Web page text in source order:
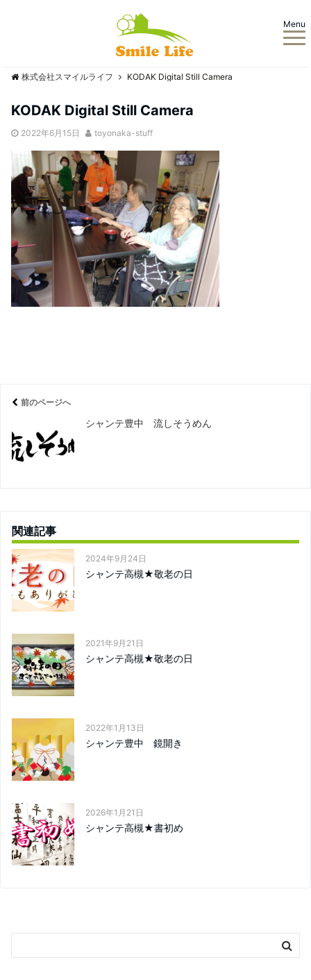
Menu
株式会社スマイルライフ KODAK Digital Still Camera
KODAK Digital Still Camera
2022年6月15日 toyonaka-stuff
前のページへ
シャンテ豊中 流しそうめん
関連記事
2024年9月24日
シャンテ高槻★敬老の日
2021年9月21日
シャンテ高槻★敬老の日
2022年1月13日
シャンテ豊中 鏡開き
2026年1月21日
シャンテ高槻★書初め